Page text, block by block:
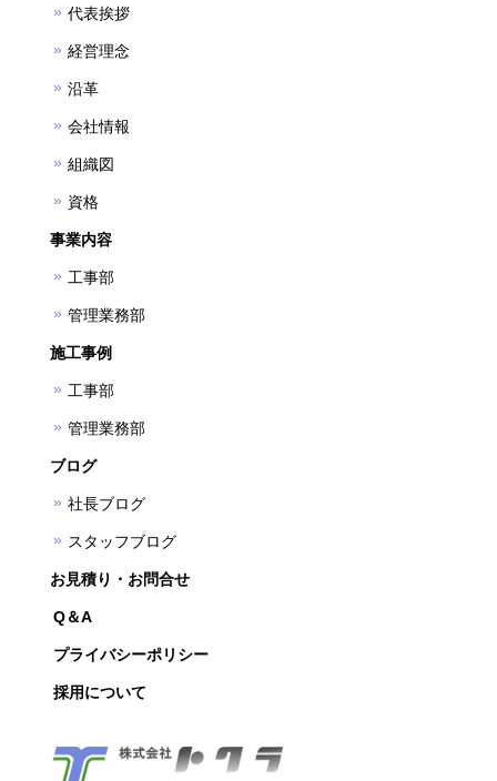
代表挨拶
経営理念
沿革
会社情報
組織図
資格
事業内容
工事部
管理業務部
施工事例
工事部
管理業務部
ブログ
社長ブログ
スタッフブログ
お見積り・お問合せ
Q＆A
プライバシーポリシー
採用について